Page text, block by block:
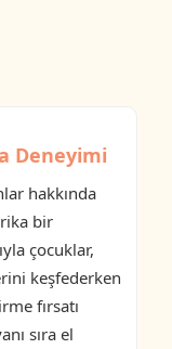
Deneyimi
hakkında
bir
çocuklar,
keşfederken
fırsatı
sıra el